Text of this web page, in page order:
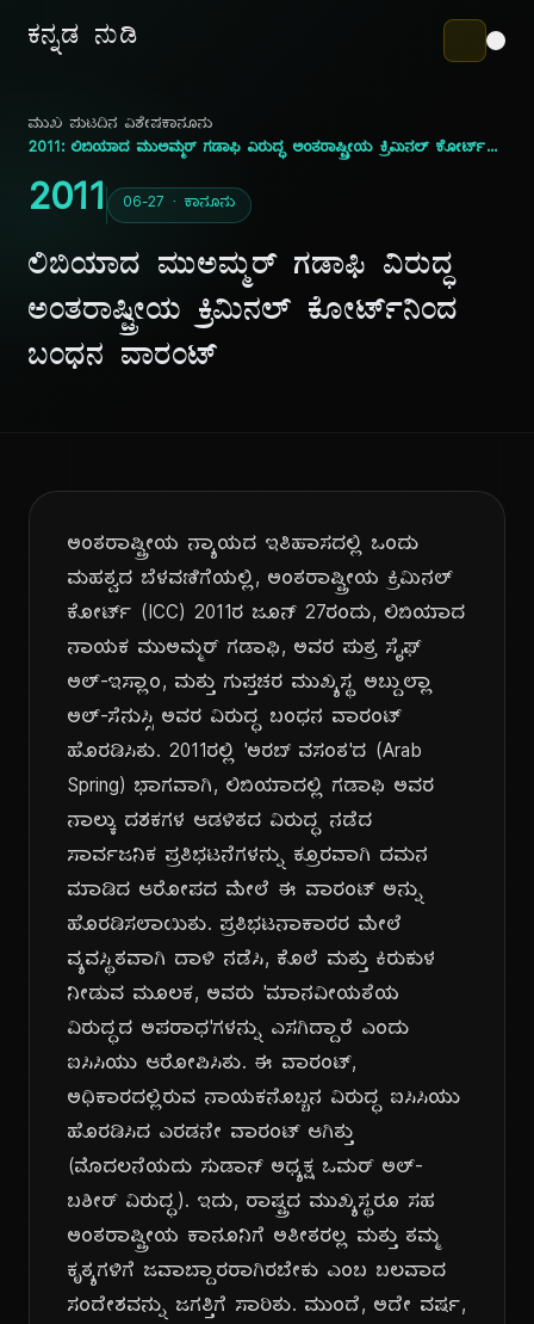
ಕನ್ನಡ ನುಡಿ
ಮುಖ ಪುಟದಿನ ವಿಶೇಷಕಾನೂನು
2011: ಲಿಬಿಯಾದ ಮುಅಮ್ಮರ್ ಗಡಾಫಿ ವಿರುದ್ಧ ಅಂತರಾಷ್ಟ್ರೀಯ ಕ್ರಿಮಿನಲ್ ಕೋರ್ಟ್‌ನಿಂದ ಬಂಧನ ವಾರಂಟ್
2011 06-27 · ಕಾನೂನು
ಲಿಬಿಯಾದ ಮುಅಮ್ಮರ್ ಗಡಾಫಿ ವಿರುದ್ಧ
ಅಂತರಾಷ್ಟ್ರೀಯ ಕ್ರಿಮಿನಲ್ ಕೋರ್ಟ್‌ನಿಂದ
ಬಂಧನ ವಾರಂಟ್
ಅಂತರಾಷ್ಟ್ರೀಯ ನ್ಯಾಯದ ಇತಿಹಾಸದಲ್ಲಿ ಒಂದು
ಮಹತ್ವದ ಬೆಳವಣಿಗೆಯಲ್ಲಿ, ಅಂತರಾಷ್ಟ್ರೀಯ ಕ್ರಿಮಿನಲ್
ಕೋರ್ಟ್ (ICC) 2011ರ ಜೂನ್ 27ರಂದು, ಲಿಬಿಯಾದ
ನಾಯಕ ಮುಅಮ್ಮರ್ ಗಡಾಫಿ, ಅವರ ಪುತ್ರ ಸೈಫ್
ಅಲ್-ಇಸ್ಲಾಂ, ಮತ್ತು ಗುಪ್ತಚರ ಮುಖ್ಯಸ್ಥ ಅಬ್ದುಲ್ಲಾ
ಅಲ್-ಸೆನುಸ್ಸಿ ಅವರ ವಿರುದ್ಧ ಬಂಧನ ವಾರಂಟ್
ಹೊರಡಿಸಿತು. 2011ರಲ್ಲಿ 'ಅರಬ್ ವಸಂತ'ದ (Arab
Spring) ಭಾಗವಾಗಿ, ಲಿಬಿಯಾದಲ್ಲಿ ಗಡಾಫಿ ಅವರ
ನಾಲ್ಕು ದಶಕಗಳ ಆಡಳಿತದ ವಿರುದ್ಧ ನಡೆದ
ಸಾರ್ವಜನಿಕ ಪ್ರತಿಭಟನೆಗಳನ್ನು ಕ್ರೂರವಾಗಿ ದಮನ
ಮಾಡಿದ ಆರೋಪದ ಮೇಲೆ ಈ ವಾರಂಟ್ ಅನ್ನು
ಹೊರಡಿಸಲಾಯಿತು. ಪ್ರತಿಭಟನಾಕಾರರ ಮೇಲೆ
ವ್ಯವಸ್ಥಿತವಾಗಿ ದಾಳಿ ನಡೆಸಿ, ಕೊಲೆ ಮತ್ತು ಕಿರುಕುಳ
ನೀಡುವ ಮೂಲಕ, ಅವರು 'ಮಾನವೀಯತೆಯ
ವಿರುದ್ಧದ ಅಪರಾಧ'ಗಳನ್ನು ಎಸಗಿದ್ದಾರೆ ಎಂದು
ಐಸಿಸಿಯು ಆರೋಪಿಸಿತು. ಈ ವಾರಂಟ್,
ಅಧಿಕಾರದಲ್ಲಿರುವ ನಾಯಕನೊಬ್ಬನ ವಿರುದ್ಧ ಐಸಿಸಿಯು
ಹೊರಡಿಸಿದ ಎರಡನೇ ವಾರಂಟ್ ಆಗಿತ್ತು
(ಮೊದಲನೆಯದು ಸುಡಾನ್ ಅಧ್ಯಕ್ಷ ಒಮರ್ ಅಲ್-
ಬಶೀರ್ ವಿರುದ್ಧ). ಇದು, ರಾಷ್ಟ್ರದ ಮುಖ್ಯಸ್ಥರೂ ಸಹ
ಅಂತರಾಷ್ಟ್ರೀಯ ಕಾನೂನಿಗೆ ಅತೀತರಲ್ಲ ಮತ್ತು ತಮ್ಮ
ಕೃತ್ಯಗಳಿಗೆ ಜವಾಬ್ದಾರರಾಗಿರಬೇಕು ಎಂಬ ಬಲವಾದ
ಸಂದೇಶವನ್ನು ಜಗತ್ತಿಗೆ ಸಾರಿತು. ಮುಂದೆ, ಅದೇ ವರ್ಷ,